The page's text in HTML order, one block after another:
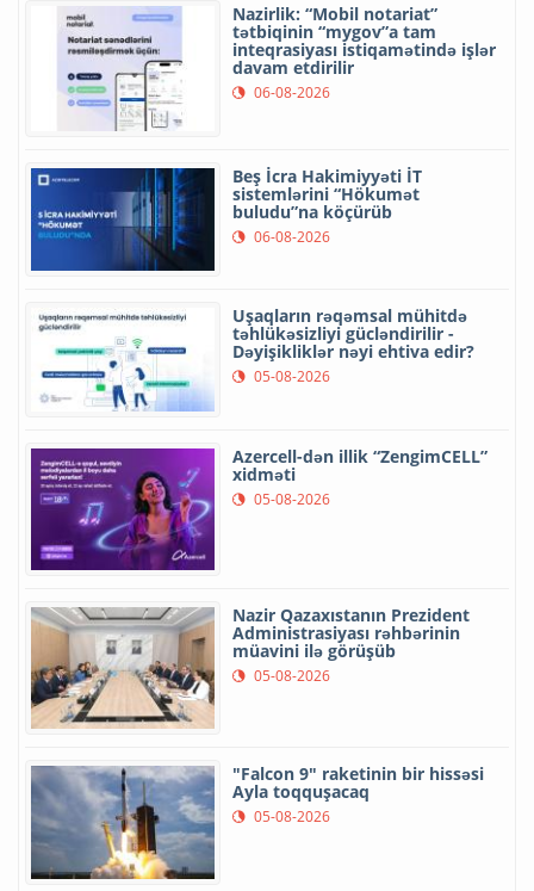
Nazirlik: “Mobil notariat”
tətbiqinin “mygov”a tam
inteqrasiyası istiqamətində işlər
davam etdirilir
06-08-2026
Beş İcra Hakimiyyəti İT
sistemlərini “Hökumət
buludu”na köçürüb
06-08-2026
Uşaqların rəqəmsal mühitdə
təhlükəsizliyi gücləndirilir -
Dəyişikliklər nəyi ehtiva edir?
05-08-2026
Azercell-dən illik “ZengimCELL”
xidməti
05-08-2026
Nazir Qazaxıstanın Prezident
Administrasiyası rəhbərinin
müavini ilə görüşüb
05-08-2026
"Falcon 9" raketinin bir hissəsi
Ayla toqquşacaq
05-08-2026